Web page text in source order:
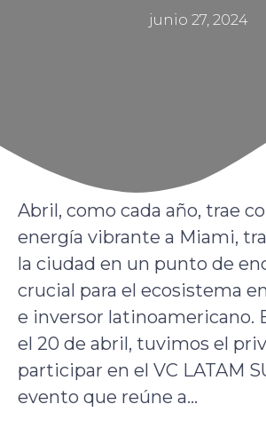
junio 27, 2024
Abril, como cada año, trae
energía vibrante a Miami,
la ciudad en un punto de
crucial para el ecosistema
e inversor latinoamericano.
el 20 de abril, tuvimos el
participar en el VC LATAM
evento que reúne a...